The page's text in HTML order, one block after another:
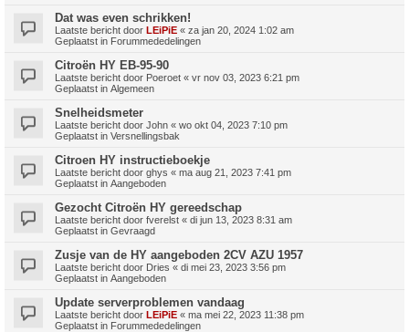
Dat was even schrikken!
Laatste bericht door LEiPiE « za jan 20, 2024 1:02 am
Geplaatst in Forummededelingen
Citroën HY EB-95-90
Laatste bericht door Poeroet « vr nov 03, 2023 6:21 pm
Geplaatst in Algemeen
Snelheidsmeter
Laatste bericht door John « wo okt 04, 2023 7:10 pm
Geplaatst in Versnellingsbak
Citroen HY instructieboekje
Laatste bericht door ghys « ma aug 21, 2023 7:41 pm
Geplaatst in Aangeboden
Gezocht Citroën HY gereedschap
Laatste bericht door fverelst « di jun 13, 2023 8:31 am
Geplaatst in Gevraagd
Zusje van de HY aangeboden 2CV AZU 1957
Laatste bericht door Dries « di mei 23, 2023 3:56 pm
Geplaatst in Aangeboden
Update serverproblemen vandaag
Laatste bericht door LEiPiE « ma mei 22, 2023 11:38 pm
Geplaatst in Forummededelingen